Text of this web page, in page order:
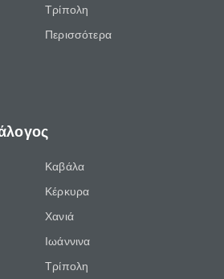
Τρίπολη
Περισσότερα
Καβάλα
Κέρκυρα
Χανιά
Ιωάννινα
Τρίπολη